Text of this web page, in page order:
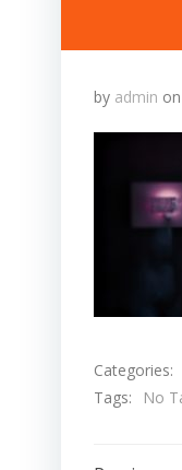
by admin on
Categories:
Tags:
No